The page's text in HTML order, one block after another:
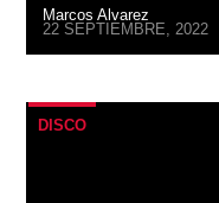
Marcos Alvarez
22 SEPTIEMBRE, 2022
DISCO